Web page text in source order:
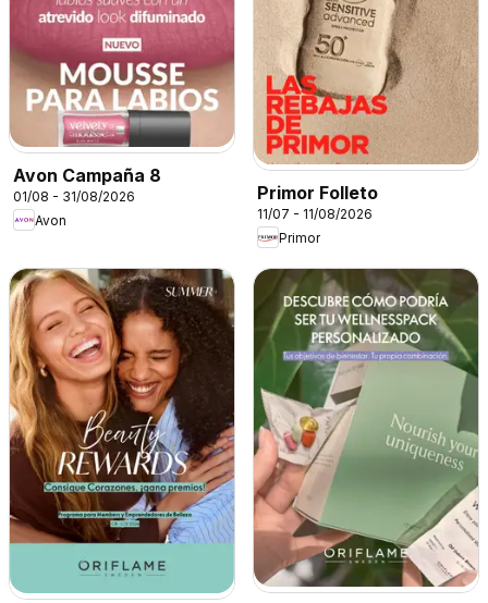
Avon Campaña 8
01/08 - 31/08/2026
Avon
Primor Folleto
11/07 - 11/08/2026
Primor